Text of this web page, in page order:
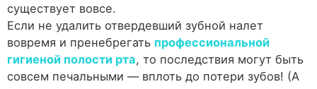
существует вовсе.
Если не удалить отвердевший зубной налет
вовремя и пренебрегать профессиональной
гигиеной полости рта, то последствия могут быть
совсем печальными — вплоть до потери зубов! (А